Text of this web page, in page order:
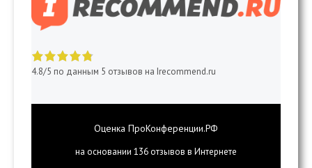
4.8/5 по данным 5 отзывов на Irecommend.ru
Оценка ПроКонференции.РФ
на основании 136 отзывов в Интернете